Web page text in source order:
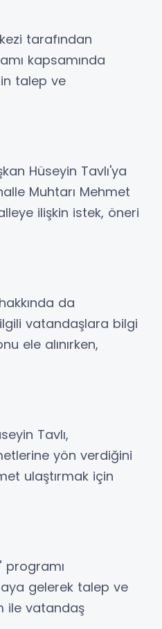
tarafından
kapsamında
talep ve
Hüseyin Tavlı'ya
Muhtarı Mehmet
ilişkin istek, öneri
da
vatandaşlara bilgi
ele alınırken,
Tavlı,
yön verdiğini
ulaştırmak için
programı
gelerek talep ve
ile vatandaş